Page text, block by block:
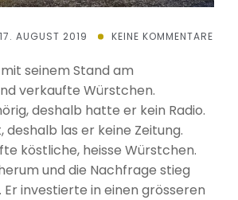
17. AUGUST 2019 KEINE KOMMENTARE
seinem Stand am
verkaufte Würstchen.
deshalb hatte er kein Radio.
deshalb las er keine Zeitung.
köstliche, heisse Würstchen.
und die Nachfrage stieg
Er investierte in einen grösseren